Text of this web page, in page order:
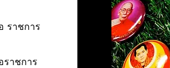
ราชการ
าชการ